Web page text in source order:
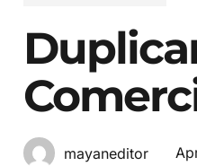
mayaneditor